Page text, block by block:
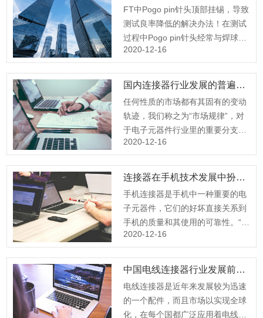
FT中Pogo pin针头顶部挂锡，导致
测试良率降低的解决办法！在测试
过程中Pogo pin针头经常与焊球或
引脚接触，不可避免的发生挂锡状
况，目前解决这个问题的方法可以
通过改变针头镀层材料得到有效的
面，目前所使用的绝大多数都是Au
的材料，Au于Sn的黏附性是比较
强，为了解决这个材料特性的问
Au，Pdco同样也是一种贵金属，
与金相比它有以下的材料特性。
（1）硬度Pdco 的硬度为
450HVAu的硬度为200HVPdco的
表面硬度相比Au更
2020-12-16
国内连接器行业发展的普遍变动轨迹
任何性质的市场都有其固有的变动
轨迹，我们称之为“市场规律”，对
于电子元器件行业里的重要分支
Pogo Pin连接器行业，浩隆电子专
家对其运动轨迹进行了深入分析。
从2007年至2010年数据分析图可
变动轨迹主要呈“两高两低”的运行
趋势。“两高”即：2、3月份为一高
峰期，6、7月为另一高……
2020-12-16
连接器在手机技术发展中扮演重要角色
手机连接器是手机中一种重要的电
子元器件，它们的好坏直接关系到
手机的质量和其使用的可靠性。“虽
然没有具体的统计数据，但我们认
为手机主要的售后质量问题都与连
接器/互连有关。”泰克美资安普有
使用的连接器种类根据其产品的不
同而略有差异，平均使用数量约在
2020-12-16
中国电线连接器行业发展前景简析
电线连接器是近年来发展较为迅速
的一个配件，而且市场以实现全球
化，在每个国都广泛应用着电线连